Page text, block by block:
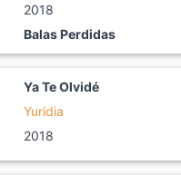
2018
Balas Perdidas
Ya Te Olvidé
Yuridia
2018